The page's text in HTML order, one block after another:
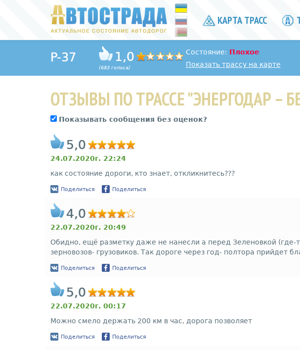
КАРТА ТРАСС
P-37 1,0
(683 голоса)
Состояние: Плохое
Показать трассу на карте
ОТЗЫВЫ ПО ТРАССЕ "ЭНЕРГОДАР –
Показывать сообщения без оценок?
5,0
24.07.2020г. 22:24
как состояние дороги, кто знает, откликнитесь???
Поделиться Поделиться
4,0
22.07.2020г. 20:49
Обидно, ещё разметку даже не нанесли а перед Зеленовкой (где-
зерновозов- грузовиков. Так дороге через год- полтора прийдет
Поделиться Поделиться
5,0
22.07.2020г. 00:17
Можно смело держать 200 км в час, дорога позволяет
Поделиться Поделиться